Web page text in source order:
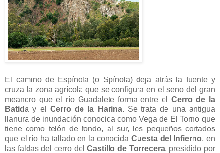
El camino de Espínola (o Spínola) deja atrás la fuente y
cruza la zona agrícola que se configura en el seno del gran
meandro que el río Guadalete forma entre elCerro de la
Batida y el Cerro de la Harina. Se trata de una antigua
llanura de inundación conocida como Vega de El Torno que
tiene como telón de fondo, al sur, los pequeños cortados
que el río ha tallado en la conocidaCuesta del Infierno, en
las faldas del cerro delCastillo de Torrecera, presidido por